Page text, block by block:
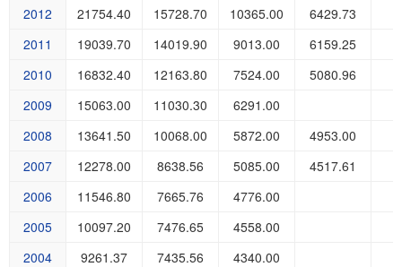
2012
21754.40 15728.70 10365.00
6429.73
2011
19039.70 14019.90 9013.00
6159.25
2010
16832.40 12163.80 7524.00
5080.96
2009
15063.00 11030.30
6291.00
2008
13641.50 10068.00 5872.00
4953.00
2007
12278.00 8638.56 5085.00
4517.61
2006
11546.80 7665.76
4776.00
2005
10097.20 7476.65
4558.00
2004
9261.37 7435.56
4340.00